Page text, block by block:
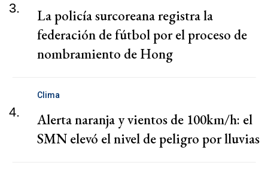
3.
La policía surcoreana registra la
federación de fútbol por el proceso de
nombramiento de Hong
4.
Clima
Alerta naranja y vientos de 100km/h: el
SMN elevó el nivel de peligro por lluvias